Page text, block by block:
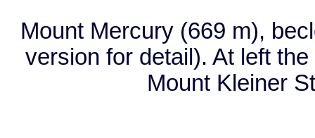
Mount Mercury (669 m),
version for detail). At left
Mount Kleiner